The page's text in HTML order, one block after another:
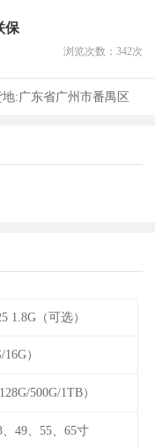
保
浏览次数： 342次
:广东省广州市番禺区
1.8G（可选）
）
500G/1TB）
49、55、65寸